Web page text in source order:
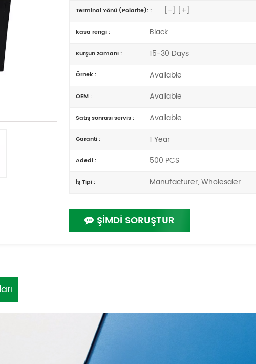
Terminal Yönü (Polarite): : [-] [+]
kasa rengi : Black
Kurşun zamanı : 15-30 Days
Örnek : Available
OEM : Available
Satış sonrası servis : Available
Garanti : 1 Year
Adedi : 500 PCS
İş Tipi : Manufacturer, Wholesaler
ŞİMDİ SORUŞTUR